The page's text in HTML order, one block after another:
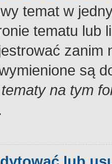
temat w
tematu lub
są
na tym